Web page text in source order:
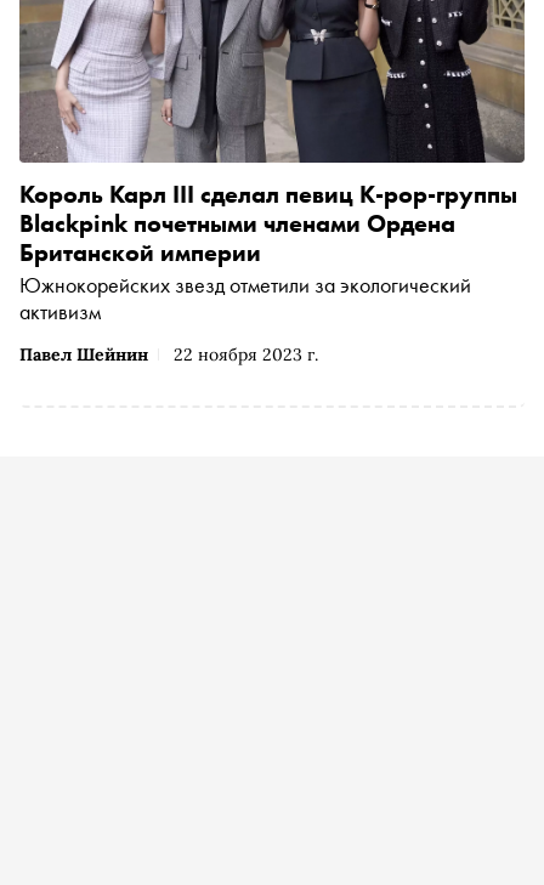
Павел Шейнин 22 ноября 2023 г.
Король Карл III сделал певиц K-pop-группы
Blackpink почетными членами Ордена
Британской империи
Южнокорейских звезд отметили за экологический
активизм